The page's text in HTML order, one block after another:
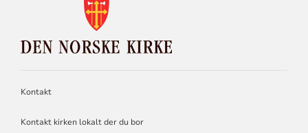
NORSKE
KIRKE
Kontakt
Kontakt kirken lokalt der du bor